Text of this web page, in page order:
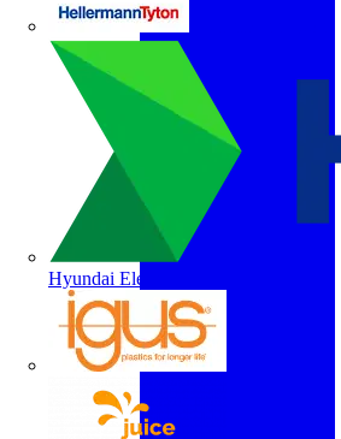
Hyundai Electric